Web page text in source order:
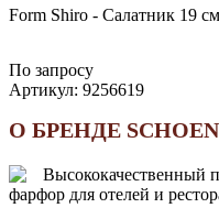
Form Shiro - Салатник 19 см
По запросу
Артикул: 9256619
О БРЕНДЕ
Высококачественный
фарфор для отелей и